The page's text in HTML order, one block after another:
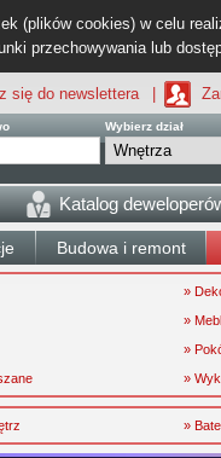
(plików cookies) w celu
przechowywania lub
się do newslettera
Wybierz dział
Katalog
Budowa i remont
»
»
»
»
»